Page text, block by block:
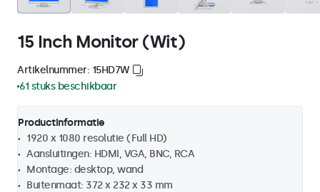
15 Inch Monitor (Wit)
Artikelnummer: 15HD7W
61 stuks beschikbaar
Productinformatie
1920 x 1080 resolutie (Full HD)
Aansluitingen: HDMI, VGA, BNC, RCA
Montage: desktop, wand
Buitenmaat: 372 x 232 x 33 mm